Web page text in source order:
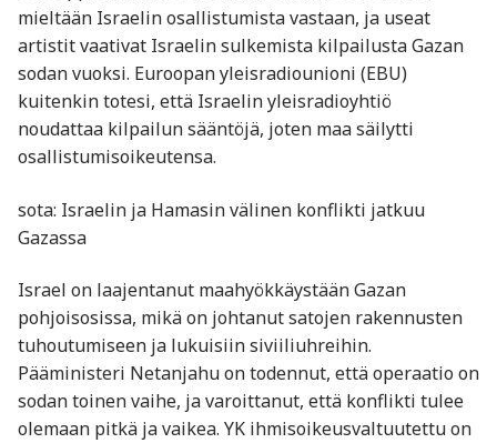
mieltään Israelin osallistumista vastaan, ja useat
artistit vaativat Israelin sulkemista kilpailusta Gazan
sodan vuoksi. Euroopan yleisradiounioni (EBU)
kuitenkin totesi, että Israelin yleisradioyhtiö
noudattaa kilpailun sääntöjä, joten maa säilytti
osallistumisoikeutensa.
sota: Israelin ja Hamasin välinen konflikti jatkuu
Gazassa
Israel on laajentanut maahyökkäystään Gazan
pohjoisosissa, mikä on johtanut satojen rakennusten
tuhoutumiseen ja lukuisiin siviiliuhreihin.
Pääministeri Netanjahu on todennut, että operaatio on
sodan toinen vaihe, ja varoittanut, että konflikti tulee
olemaan pitkä ja vaikea. YK ihmisoikeusvaltuutettu on